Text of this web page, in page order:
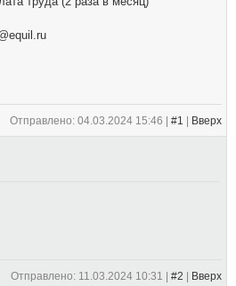
Отправлено: 04.03.2024 15:46 | #1 Вверх
Отправлено: 11.03.2024 10:31 | #2 Вверх